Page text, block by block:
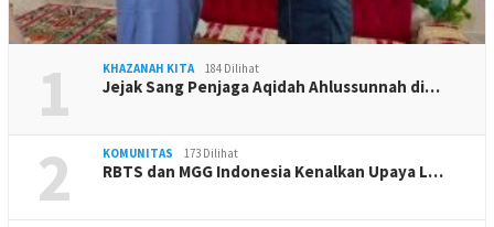
1 KHAZANAH KITA 184 Dilihat
Jejak Sang Penjaga Aqidah Ahlussunnah di…
2 KOMUNITAS 173 Dilihat
RBTS dan MGG Indonesia Kenalkan Upaya L…